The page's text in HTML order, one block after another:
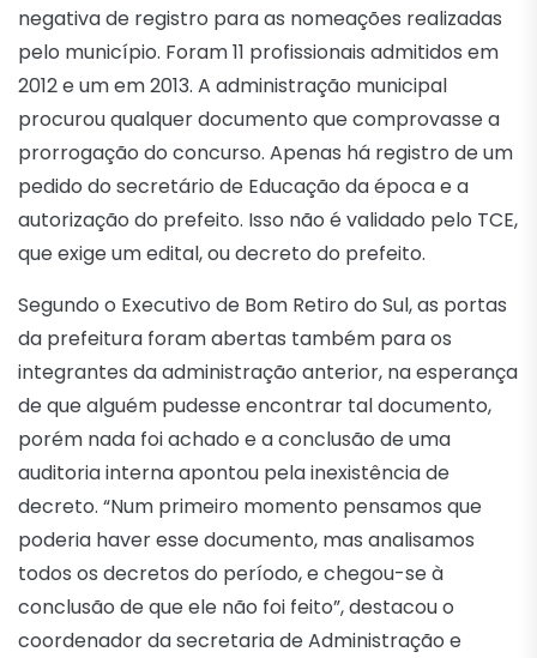
negativa de registro para as nomeações realizadas
pelo município. Foram 11 profissionais admitidos em
2012 e um em 2013. A administração municipal
procurou qualquer documento que comprovasse a
prorrogação do concurso. Apenas há registro de um
pedido do secretário de Educação da época e a
autorização do prefeito. Isso não é validado pelo TCE,
que exige um edital, ou decreto do prefeito.
Segundo o Executivo de Bom Retiro do Sul, as portas
da prefeitura foram abertas também para os
integrantes da administração anterior, na esperança
de que alguém pudesse encontrar tal documento,
porém nada foi achado e a conclusão de uma
auditoria interna apontou pela inexistência de
decreto. “Num primeiro momento pensamos que
poderia haver esse documento, mas analisamos
todos os decretos do período, e chegou-se à
conclusão de que ele não foi feito”, destacou o
coordenador da secretaria de Administração e